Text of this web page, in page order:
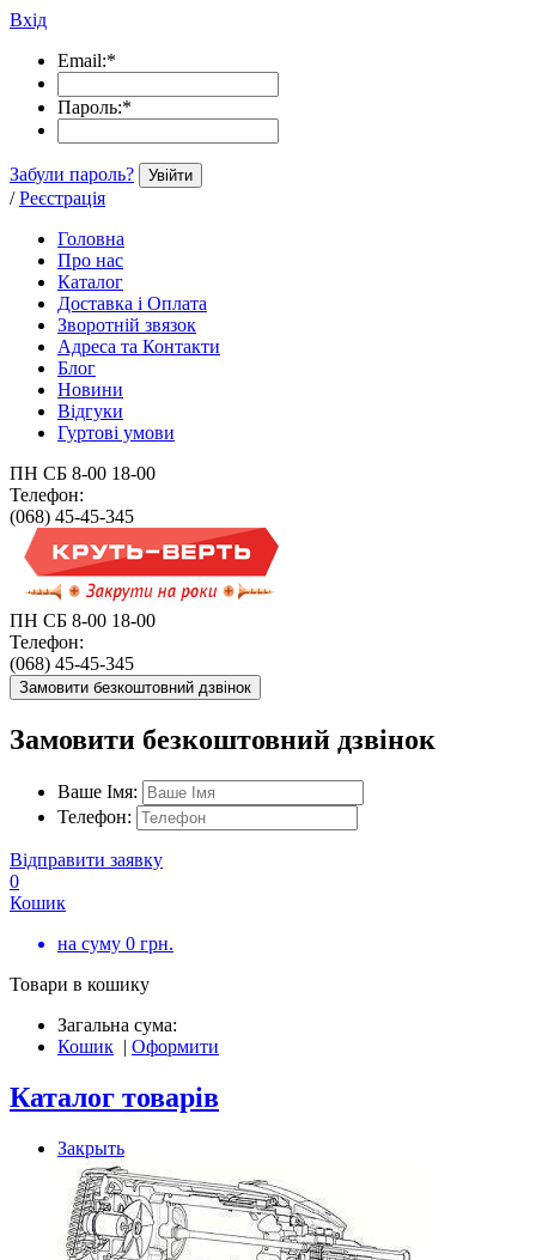
Вхід
Email:*
Пароль:*
Забули пароль? Увійти
/ Реєстрація
Головна
Про нас
Каталог
Доставка і Оплата
Зворотній звязок
Адреса та Контакти
Блог
Новини
Відгуки
Гуртові умови
ПН СБ 8-00 18-00
Телефон:
(068) 45-45-345
ПН СБ 8-00 18-00
Телефон:
(068) 45-45-345
Замовити безкоштовний дзвінок
Замовити безкоштовний дзвінок
Ваше Імя:
Телефон:
Відправити заявку
0
Кошик
на суму 0 грн.
Товари в кошику
Загальна сума:
Кошик | Оформити
Каталог товарів
Закрыть